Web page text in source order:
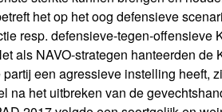
het op het oog defensieve
resp. defensieve-tegen-offensieve
als NAVO-strategen hanteerden de
een agressieve instelling heeft,
na het uitbreken van de